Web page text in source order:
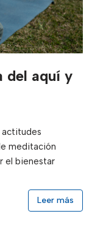
del aquí y
actitudes
meditación
el bienestar
Leer más